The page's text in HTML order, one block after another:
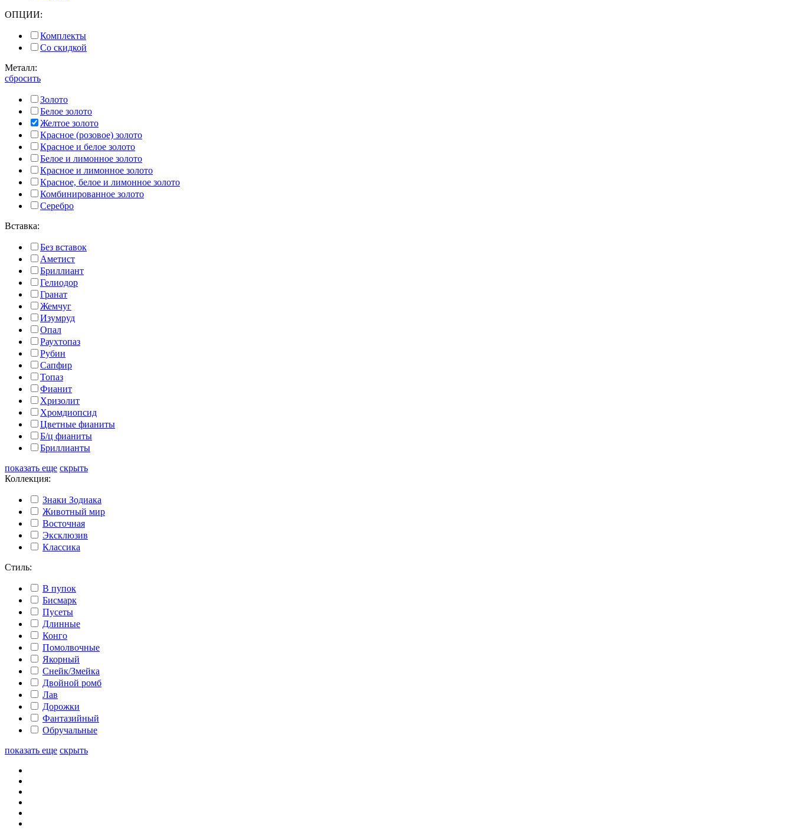
ОПЦИИ:
Комплекты
Со скидкой
Металл:
сбросить
Золото
Белое золото
Желтое золото
Красное (розовое) золото
Красное и белое золото
Белое и лимонное золото
Красное и лимонное золото
Красное, белое и лимонное золото
Комбинированное золото
Серебро
Вставка:
Без вставок
Аметист
Бриллиант
Гелиодор
Гранат
Жемчуг
Изумруд
Опал
Раухтопаз
Рубин
Сапфир
Топаз
Фианит
Хризолит
Хромдиопсид
Цветные фианиты
Б/ц фианиты
Бриллианты
показать еще скрыть
Коллекция:
Знаки Зодиака
Животный мир
Восточная
Эксклюзив
Классика
Стиль:
В пупок
Бисмарк
Пусеты
Длинные
Конго
Помолвочные
Якорный
Снейк/Змейка
Двойной ромб
Лав
Дорожки
Фантазийный
Обручальные
показать еще скрыть